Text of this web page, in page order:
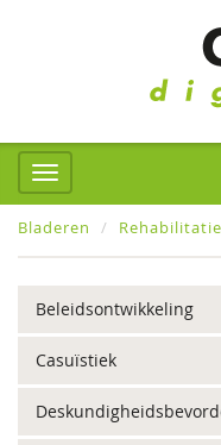
Bladeren
Beleidsontwikkeling
Casuïstiek